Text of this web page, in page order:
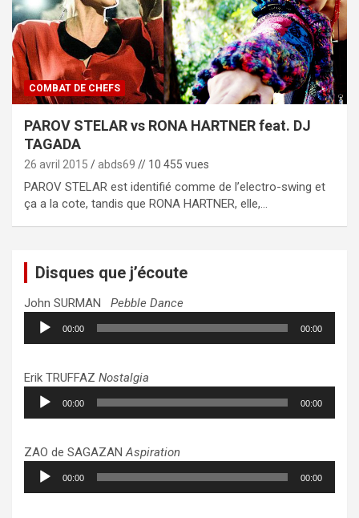
COMBAT DE CHEFS
PAROV STELAR vs RONA HARTNER feat. DJ
TAGADA
26 avril 2015 abds69 // 10 455 vues
PAROV STELAR est identifié comme de l’electro-swing et
ça a la cote, tandis que RONA HARTNER, elle,…
Disques que j’écoute
John SURMAN Pebble Dance
Lecteur
audio
00:00 00:00
Erik TRUFFAZ Nostalgia
Lecteur
audio
00:00 00:00
ZAO de SAGAZANAspiration
Lecteur
audio
00:00 00:00